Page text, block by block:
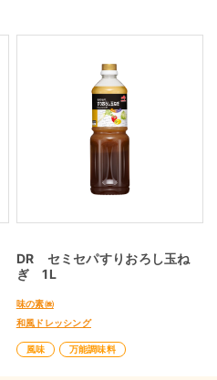
DR セミセパすりおろし玉ね
ぎ 1L
味の素㈱
和風ドレッシング
風味 万能調味料